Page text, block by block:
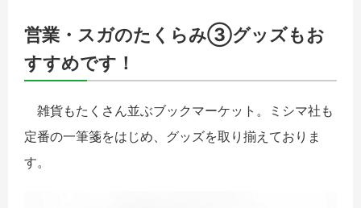
営業・スガのたくらみ③グッズもお
すすめです！
雑貨もたくさん並ぶブックマーケット。ミシマ社も
定番の一筆箋をはじめ、グッズを取り揃えておりま
す。